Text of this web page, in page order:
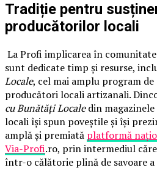
Tradiție pentru
producătorilor locali
La Profi implicarea în
sunt dedicate timp și resurse,
Locale, cel mai amplu program
producători locali artizanali.
cu Bunătăți Localedin
locali își spun poveștile și își
amplă și premiată platformă
Via-Profi.ro, prin intermediul
într-o călătorie plină de savoare